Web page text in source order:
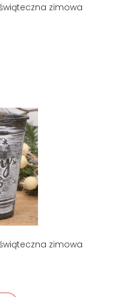
zimowa
zimowa